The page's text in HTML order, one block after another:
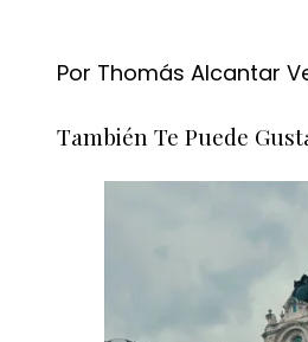
Por Thomás Alcantar
También Te Puede